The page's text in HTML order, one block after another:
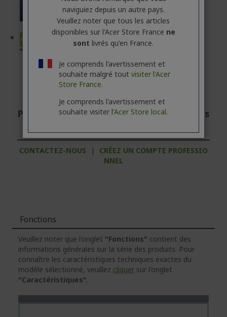
® Core™ Ultra
Professionnel ? Découvrez nos meilleures
CONTACTEZ-NOUS |
CRÉEZ UN COMPTE PROFESSIO
NNEL
Fonctions
Veuillez noter que l'onglet "Fonctions" contient des
informations générales sur la série des produits. Pour
connaître les caractéristiques techniques exactes du
modèle sélectionné, veuillez cliquer sur l'onglet
"Caractéristiques".
naviguiez depuis un autre pays.
Veuillez noter que tous les articles
disponibles sur l'Acer Store France ne
sont livrés qu'en France.
Je comprends l'avertissement et
souhaite malgré tout visiter l'Acer
Store France.
Je comprends l'avertissement et
souhaite visiter l'Acer Store local.